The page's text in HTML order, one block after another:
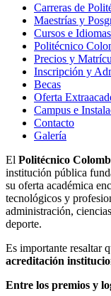
Carreras de
Maestrías y
Cursos e Idiomas
Politécnico
Precios y
Inscripción y
Becas
Oferta
Campus e
Contacto
Galería
El Politécnico
institución pública
su oferta académica
tecnológicos y
administración,
deporte.
Es importante resaltar
acreditación
Entre los premios y